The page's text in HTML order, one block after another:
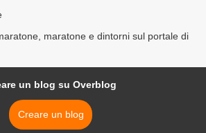
maratone e dintorni sul portale di
un blog su Overblog
Creare un blog